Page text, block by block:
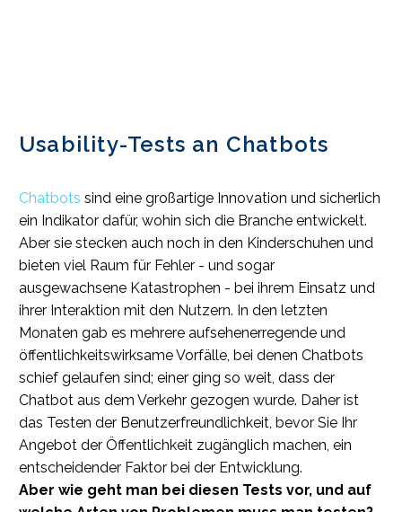
Usability-Tests an Chatbots
Chatbots sind eine großartige Innovation und sicherlich
ein Indikator dafür, wohin sich die Branche entwickelt.
Aber sie stecken auch noch in den Kinderschuhen und
bieten viel Raum für Fehler - und sogar
ausgewachsene Katastrophen - bei ihrem Einsatz und
ihrer Interaktion mit den Nutzern. In den letzten
Monaten gab es mehrere aufsehenerregende und
öffentlichkeitswirksame Vorfälle, bei denen Chatbots
schief gelaufen sind; einer ging so weit, dass der
Chatbot aus dem Verkehr gezogen wurde. Daher ist
das Testen der Benutzerfreundlichkeit, bevor Sie Ihr
Angebot der Öffentlichkeit zugänglich machen, ein
entscheidender Faktor bei der Entwicklung.
Aber wie geht man bei diesen Tests vor, und auf